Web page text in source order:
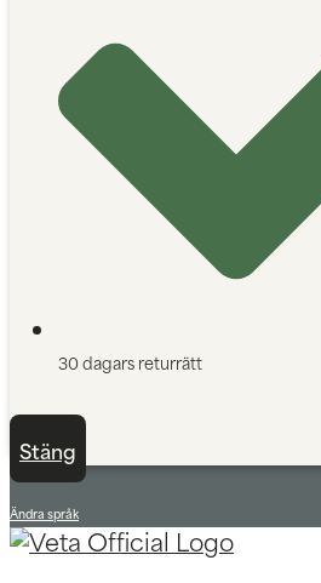
30 dagars returrätt
Stäng
Ändra språk